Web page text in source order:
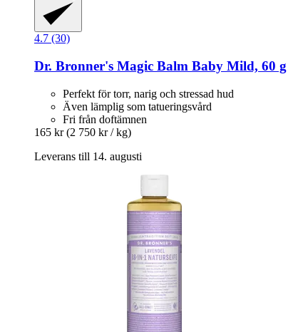
4.7 (30)
Dr. Bronner's Magic Balm Baby Mild, 60 g
Perfekt för torr, narig och stressad hud
Även lämplig som tatueringsvård
Fri från doftämnen
165 kr (2 750 kr / kg)
Leverans till 14. augusti